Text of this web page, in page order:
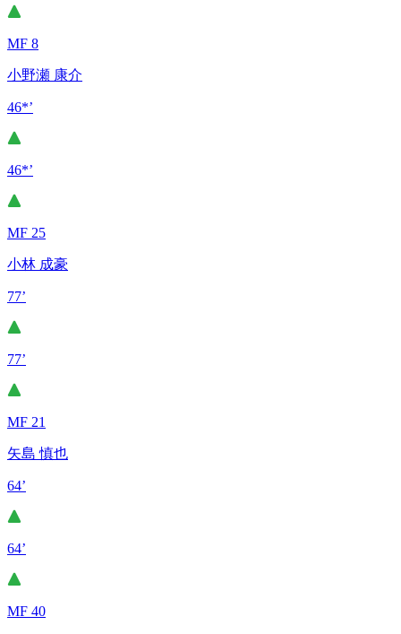
MF 8
小野瀬 康介
46*’
46*’
MF 25
小林 成豪
77’
77’
MF 21
矢島 慎也
64’
64’
MF 40